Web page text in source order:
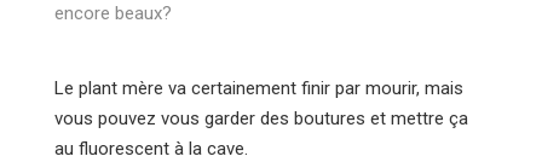
encore beaux?
Le plant mère va certainement finir par mourir, mais
vous pouvez vous garder des boutures et mettre ça
au fluorescent à la cave.